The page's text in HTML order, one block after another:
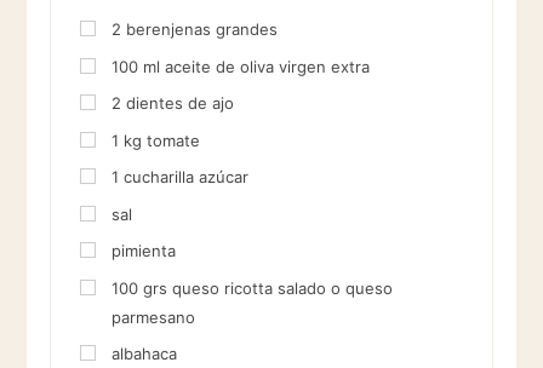
2 berenjenas grandes
100 ml aceite de oliva virgen extra
2 dientes de ajo
1 kg tomate
1 cucharilla azúcar
sal
pimienta
100 grs queso ricotta salado o queso
parmesano
albahaca